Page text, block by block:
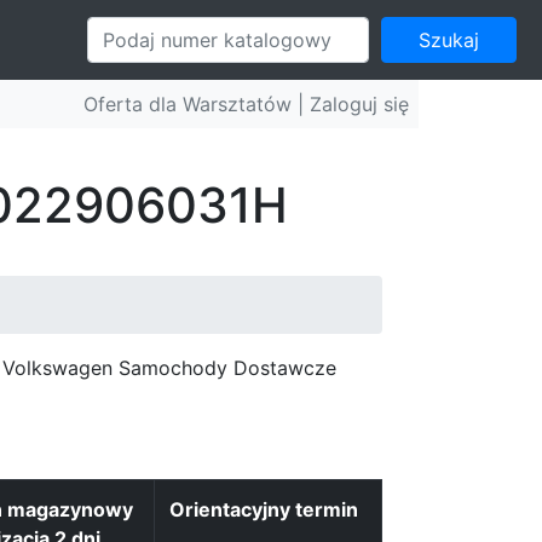
Szukaj
Oferta dla Warsztatów | Zaloguj się
Samochody Dostawcze
magazynowy
Orientacyjny termin